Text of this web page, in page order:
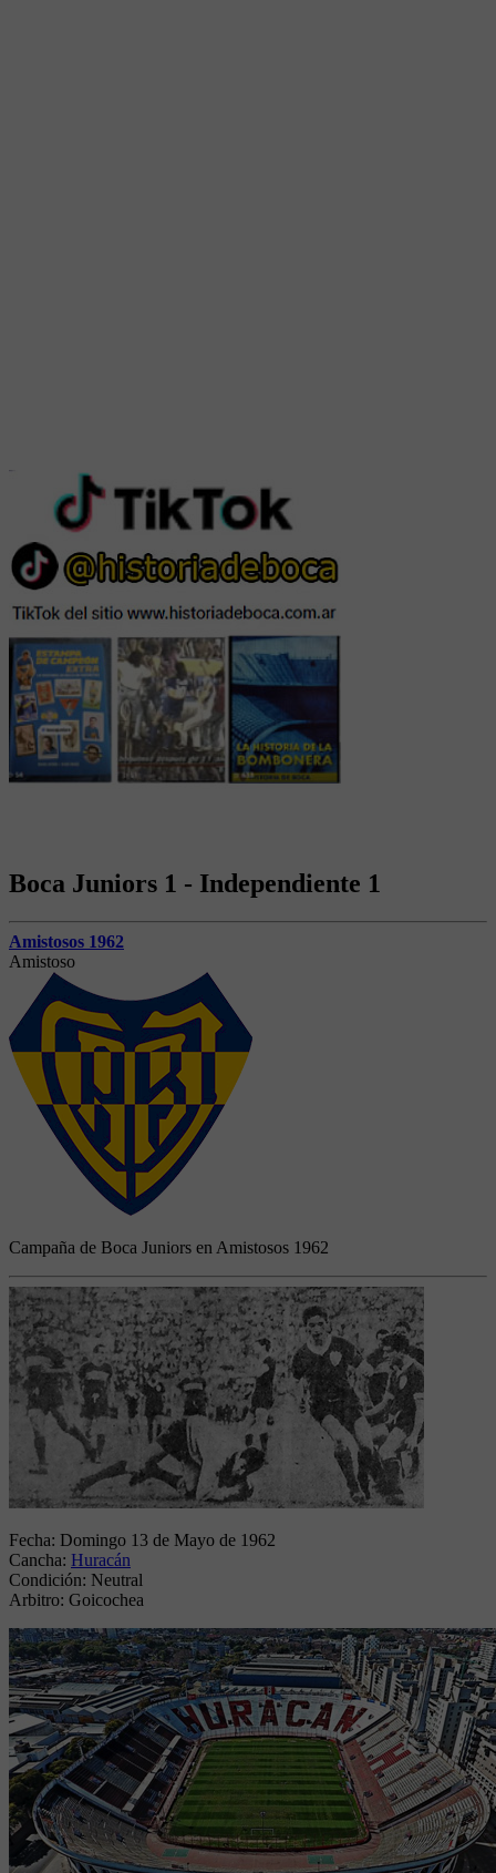
Boca Juniors 1 - Independiente 1
Amistosos 1962
Amistoso
Campaña de Boca Juniors en Amistosos 1962
Fecha: Domingo 13 de Mayo de 1962
Cancha: Huracán
Condición: Neutral
Arbitro: Goicochea